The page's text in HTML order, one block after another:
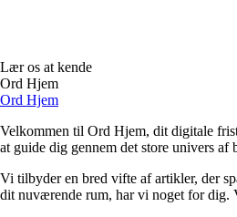
Lær os at kende
Ord Hjem
Ord Hjem
Velkommen til Ord Hjem, dit digitale
at guide dig gennem det store univers
Vi tilbyder en bred vifte af artikler, der
dit nuværende rum, har vi noget for dig.